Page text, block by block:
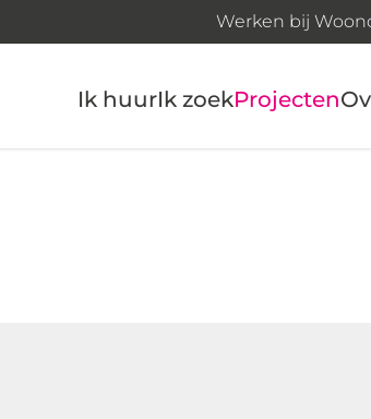
Werken bij
Ik huurIk zoekProjecten